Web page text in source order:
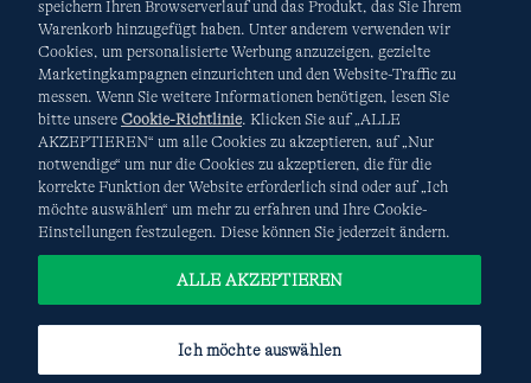
AGB Datenschutz & Sicherheit
Cookies-Ich möchte auswählen Site Map
Internationale Websites
Diese Website ist durch reCAPTCHA geschützt. Es gelten die
DatenschutzerklärungundNutzungsbedingungen
Google.
speichern Ihren Browserverlauf und das Produkt, das Sie Ihrem
Warenkorb hinzugefügt haben. Unter anderem verwenden wir
Cookies, um personalisierte Werbung anzuzeigen, gezielte
Marketingkampagnen einzurichten und den Website-Traffic zu
messen. Wenn Sie weitere Informationen benötigen, lesen Sie
bitte unsere Cookie-Richtlinie. Klicken Sie auf „ALLE
AKZEPTIEREN“ um alle Cookies zu akzeptieren, auf „Nur
notwendige“ um nur die Cookies zu akzeptieren, die für die
korrekte Funktion der Website erforderlich sind oder auf „Ich
möchte auswählen“ um mehr zu erfahren und Ihre Cookie-
Einstellungen festzulegen. Diese können Sie jederzeit ändern.
Ich möchte auswählen
ALLE AKZEPTIEREN